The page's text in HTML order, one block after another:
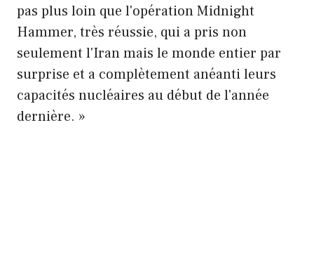
pas plus loin que l'opération Midnight
Hammer, très réussie, qui a pris non
seulement l'Iran mais le monde entier par
surprise et a complètement anéanti leurs
capacités nucléaires au début de l'année
dernière. »